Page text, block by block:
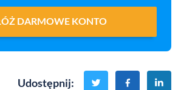
DARMOWE KONTO
Udostępnij: